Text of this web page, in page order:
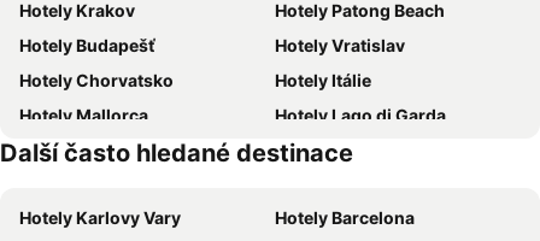
Hotely Krakov
Hotely Patong Beach
Hotely Budapešť
Hotely Vratislav
Hotely Chorvatsko
Hotely Itálie
Hotely Mallorca
Hotely Lago di Garda
Hotely Česká republika
Hotely Šumava
Další často hledané destinace
Hotely Karlovy Vary
Hotely Barcelona